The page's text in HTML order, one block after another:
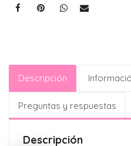
Descripción
Preguntas y respuestas
Descripción